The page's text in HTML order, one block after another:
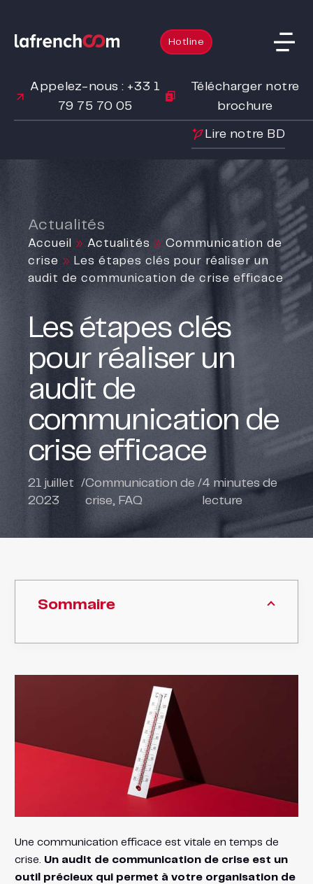
Hotline
Appelez-nous : +33 1
79 75 70 05
Télécharger notre
brochure
Lire notre BD
Actualités
Accueil » Actualités » Communication de
crise » Les étapes clés pour réaliser un
audit de communication de crise efficace
Les étapes clés
pour réaliser un
audit de
communication de
crise efficace
21 juillet
2023
/Communication de
crise, FAQ
/4 minutes de
lecture
Sommaire
Une communication efficace est vitale en temps de
crise. Un audit de communication de crise est un
outil précieux qui permet à votre organisation de